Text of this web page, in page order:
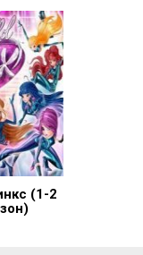
(1-2